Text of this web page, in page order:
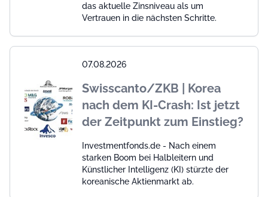
das aktuelle Zinsniveau als um
Vertrauen in die nächsten Schritte.
07.08.2026
Swisscanto/ZKB | Korea
nach dem KI-Crash: Ist jetzt
der Zeitpunkt zum Einstieg?
Investmentfonds.de - Nach einem
starken Boom bei Halbleitern und
Künstlicher Intelligenz (KI) stürzte der
koreanische Aktienmarkt ab.